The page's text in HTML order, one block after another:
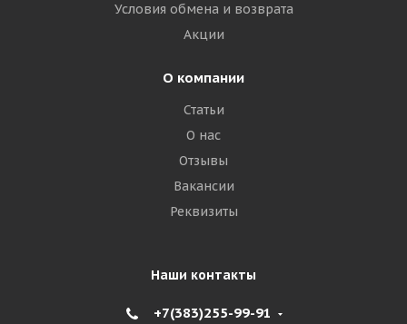
Условия обмена и возврата
Акции
О компании
Статьи
О нас
Отзывы
Вакансии
Реквизиты
Наши контакты
+7(383)255-99-91